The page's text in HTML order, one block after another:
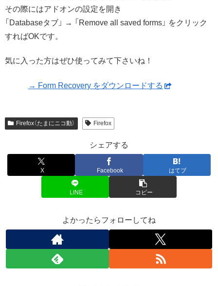
その際にはアドオンの設定を開き
「Databaseタブ」 → 「Remove all saved forms」 をクリック
すればOKです。
気に入った方はぜひ使ってみて下さいね！
→ Form Recovery をダウンロードする
Firefox（たまにニコ動） Firefox
シェアする
X Facebook はてブ
LINE コピー
よかったらフォローしてね